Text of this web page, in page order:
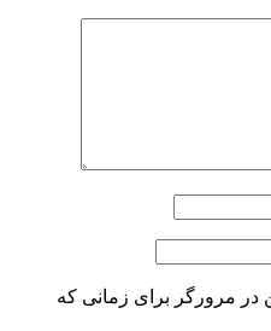
در مرورگر برای زمانی که